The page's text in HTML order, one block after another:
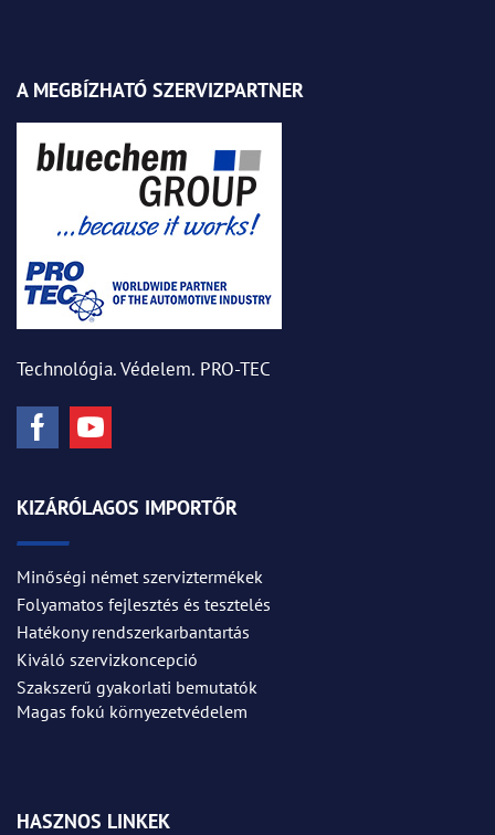
A MEGBÍZHATÓ SZERVIZPARTNER
Technológia. Védelem. PRO-TEC
KIZÁRÓLAGOS IMPORTŐR
Minőségi német szerviztermékek
Folyamatos fejlesztés és tesztelés
Hatékony rendszerkarbantartás
Kiváló szervizkoncepció
Szakszerű gyakorlati bemutatók
Magas fokú környezetvédelem
HASZNOS LINKEK